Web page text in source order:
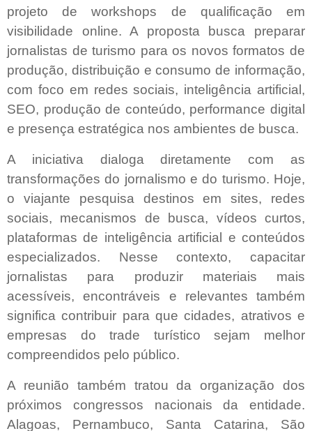
projeto de workshops de qualificação em
visibilidade online. A proposta busca preparar
jornalistas de turismo para os novos formatos de
produção, distribuição e consumo de informação,
com foco em redes sociais, inteligência artificial,
SEO, produção de conteúdo, performance digital
e presença estratégica nos ambientes de busca.
A iniciativa dialoga diretamente com as
transformações do jornalismo e do turismo. Hoje,
o viajante pesquisa destinos em sites, redes
sociais, mecanismos de busca, vídeos curtos,
plataformas de inteligência artificial e conteúdos
especializados. Nesse contexto, capacitar
jornalistas para produzir materiais mais
acessíveis, encontráveis e relevantes também
significa contribuir para que cidades, atrativos e
empresas do trade turístico sejam melhor
compreendidos pelo público.
A reunião também tratou da organização dos
próximos congressos nacionais da entidade.
Alagoas, Pernambuco, Santa Catarina, São